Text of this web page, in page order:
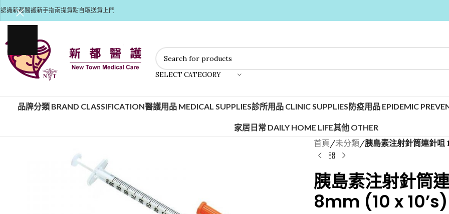
認識新都醫護新手指南提貨點自取送貨上門
SELECT CATEGORY
品牌分類 BRAND CLASSIFICATION醫護用品 MEDICAL SUPPLIES診所用品 CLINIC SUPPLIES防疫用品 EPIDEMIC
家居日常 DAILY HOME LIFE其他 OTHER
首頁/未分類/胰島素注射針筒連針
胰島素注射針筒
8mm (10 x